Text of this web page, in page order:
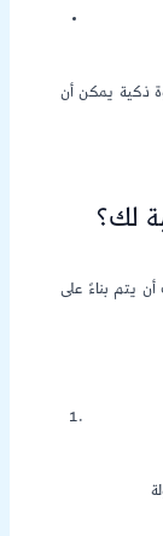
ذكية يمكن أن
لك؟
أن يتم بناءً على